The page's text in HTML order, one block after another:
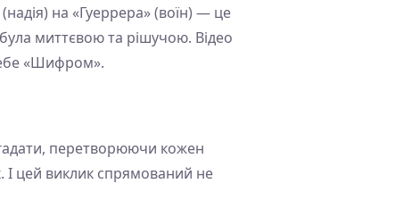
на «Гуеррера» (воїн) — це
була миттєвою та рішучою. Відео
«Шифром».
перетворюючи кожен
І цей виклик спрямований не